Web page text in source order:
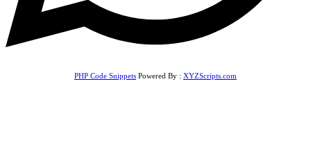
PHP Code Snippets Powered By : XYZScripts.com